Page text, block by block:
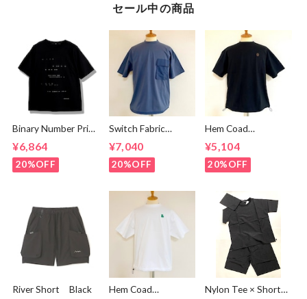
セール中の商品
Binary Number Print
¥6,864
20%OFF
Switch Fabric
Ash Navy
¥7,040
20%OFF
Hem Coad
shirts Black /
Brown
¥5,104
20%OFF
River Short Black
Hem Coad
Nylon Tee × Shorts